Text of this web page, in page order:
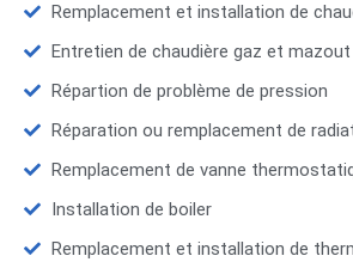
Remplacement et installation de
Entretien de chaudière gaz et mazout
Répartion de problème de pression
Réparation ou remplacement de
Remplacement de vanne
Installation de boiler
Remplacement et installation de